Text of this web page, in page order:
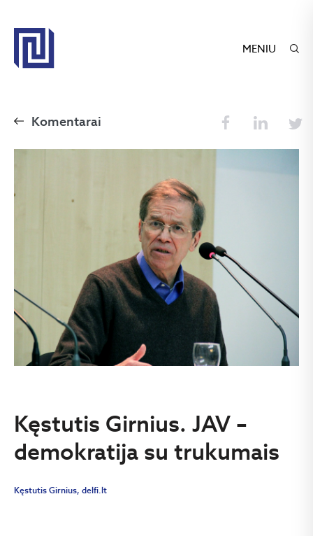
MENIU
Komentarai
Kęstutis Girnius. JAV –
demokratija su trukumais
Kęstutis Girnius, delfi.lt